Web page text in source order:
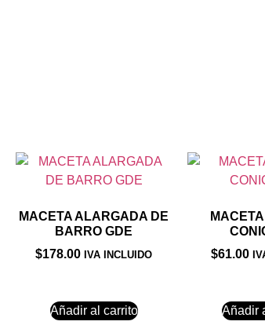
MACETA ALARGADA DE
BARRO GDE
$178.00 IVA INCLUIDO
Añadir al carrito
$61.00
Añadir